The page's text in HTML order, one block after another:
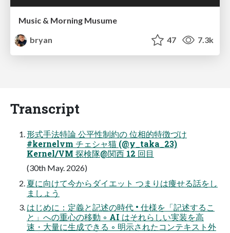
Music & Morning Musume
bryan
47 7.3k
Transcript
形式手法特論 公平性制約の 位相的特徴づけ
#kernelvm チェシャ猫 (@y_taka_23)
Kernel/VM 探検隊@関西 12 回目
(30th May. 2026)
夏に向けて今からダイエット つまりは痩せる話をし
ましょう
はじめに：定義と記述の時代 • 仕様を「記述するこ
と」への重心の移動 ◦ AI はそれらしい実装を高
速・大量に生成できる ◦ 明示されたコンテキスト外